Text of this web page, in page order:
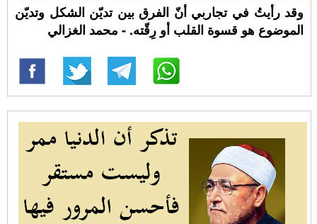
وقد رأيتُ في تجاربي أنّ الفرق بين تديّن الشكل وتديّن
الموضوع هو قسوة القلب أو رِقّته. - محمد الغزالي